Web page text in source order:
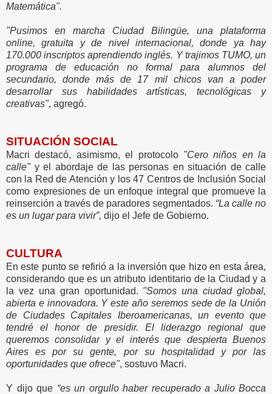
Matemática".
"Pusimos en marcha Ciudad Bilingüe, una plataforma
online, gratuita y de nivel internacional, donde ya hay
170.000 inscriptos aprendiendo inglés. Y trajimos TUMO, un
programa de educación no formal para alumnos del
secundario, donde más de 17 mil chicos van a poder
desarrollar sus habilidades artísticas, tecnológicas y
creativas", agregó.
SITUACIÓN SOCIAL
Macri destacó, asimismo, el protocolo"Cero niños en la
calle" y el abordaje de las personas en situación de calle
con la Red de Atención y los 47 Centros de Inclusión Social
como expresiones de un enfoque integral que promueve la
reinserción a través de paradores segmentados. “La calle no
es un lugar para vivir”, dijo el Jefe de Gobierno.
CULTURA
En este punto se refirió a la inversión que hizo en esta área,
considerando que es un atributo identitario de la Ciudad y a
la vez una gran oportunidad. "Somos una ciudad global,
abierta e innovadora. Y este año seremos sede de la Unión
de Ciudades Capitales Iberoamericanas, un evento que
tendré el honor de presidir. El liderazgo regional que
queremos consolidar y el interés que despierta Buenos
Aires es por su gente, por su hospitalidad y por las
oportunidades que ofrece", sostuvo Macri.
Y dijo que “es un orgullo haber recuperado a Julio Bocca